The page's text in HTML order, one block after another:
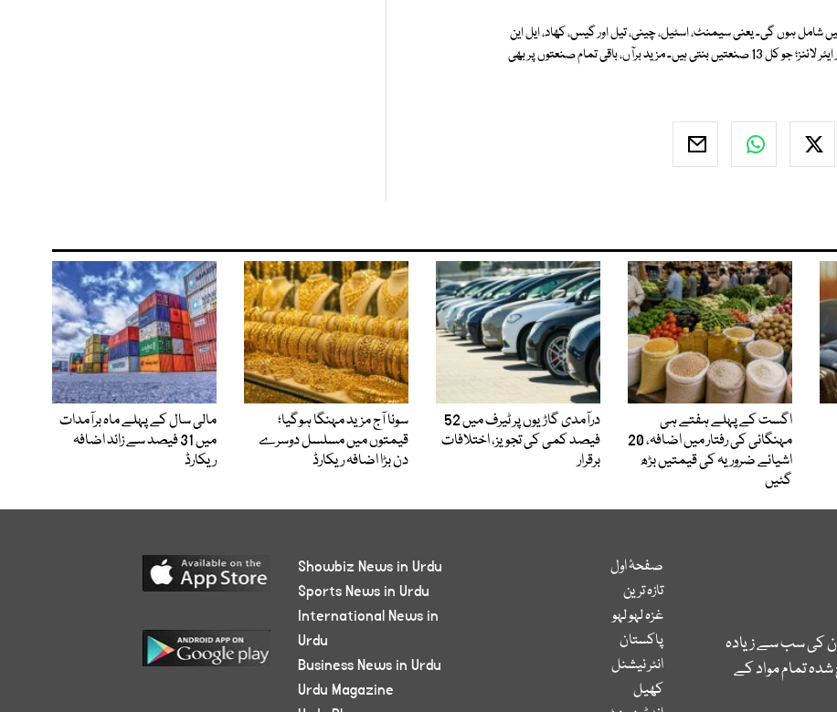
ہوں گی۔ یعنی سیمنٹ، اسٹیل، چینی، تیل اور گیس، کھاد، ایل این
جی ٹرمینلز، ٹیکسٹائل، بینکنگ، آٹوموبائل، سگریٹ، مشروبات، کیمیکلز اور ایئر لائنز؛ جو کل 13 صنعتیں بنتی ہیں۔ مزید برآں، باقی تمام صنعتوں پر بھی
اگست کے پہلے ہفتے ہی
مہنگائی کی رفتار میں اضافہ، 20
اشیائے ضروریہ کی قیمتیں بڑھ
گئیں
درآمدی گاڑیوں پر ٹیرف میں 52
فیصد کمی کی تجویز، اختلافات
برقرار
سونا آج مزید مہنگا ہوگیا؛
قیمتوں میں مسلسل دوسرے
دن بڑا اضافہ ریکارڈ
مالی سال کے پہلے ماہ برآمدات
میں 31 فیصد سے زائد اضافہ
ریکارڈ
کی سب سے زیادہ
تمام مواد کے
صفحۂ اول
تازہ ترین
غزہ لہو لہو
پاکستان
انٹر نیشنل
کھیل
Showbiz News in Urdu
Sports News in Urdu
International News in
Urdu
Business News in Urdu
Urdu Magazine